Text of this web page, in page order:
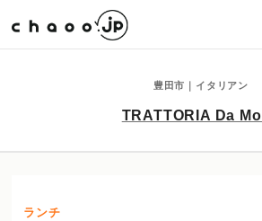
豊田市｜イタリアン
TRATTORIA Da
ランチ